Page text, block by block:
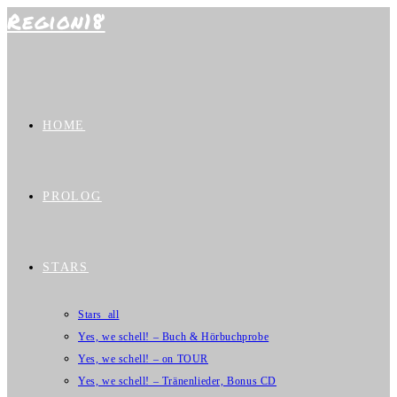
Zum
Region18
HOME
PROLOG
STARS
Stars_all
Yes, we schell! – Buch & Hörbuchprobe
Yes, we schell! – on TOUR
Yes, we schell! – Tränenlieder, Bonus CD